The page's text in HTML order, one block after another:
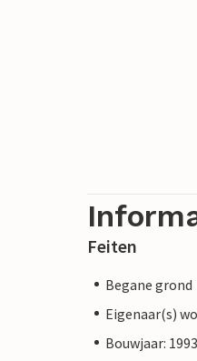
Feiten
Begane grond
Eigenaar(s)
Bouwjaar: 1993